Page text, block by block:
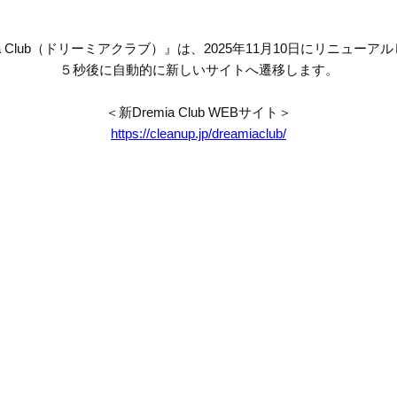
Club（ドリーミアクラブ）』は、2025年11月10日にリニューアル
５秒後に自動的に新しいサイトへ遷移します。
＜新Dremia Club WEBサイト＞
https://cleanup.jp/dreamiaclub/